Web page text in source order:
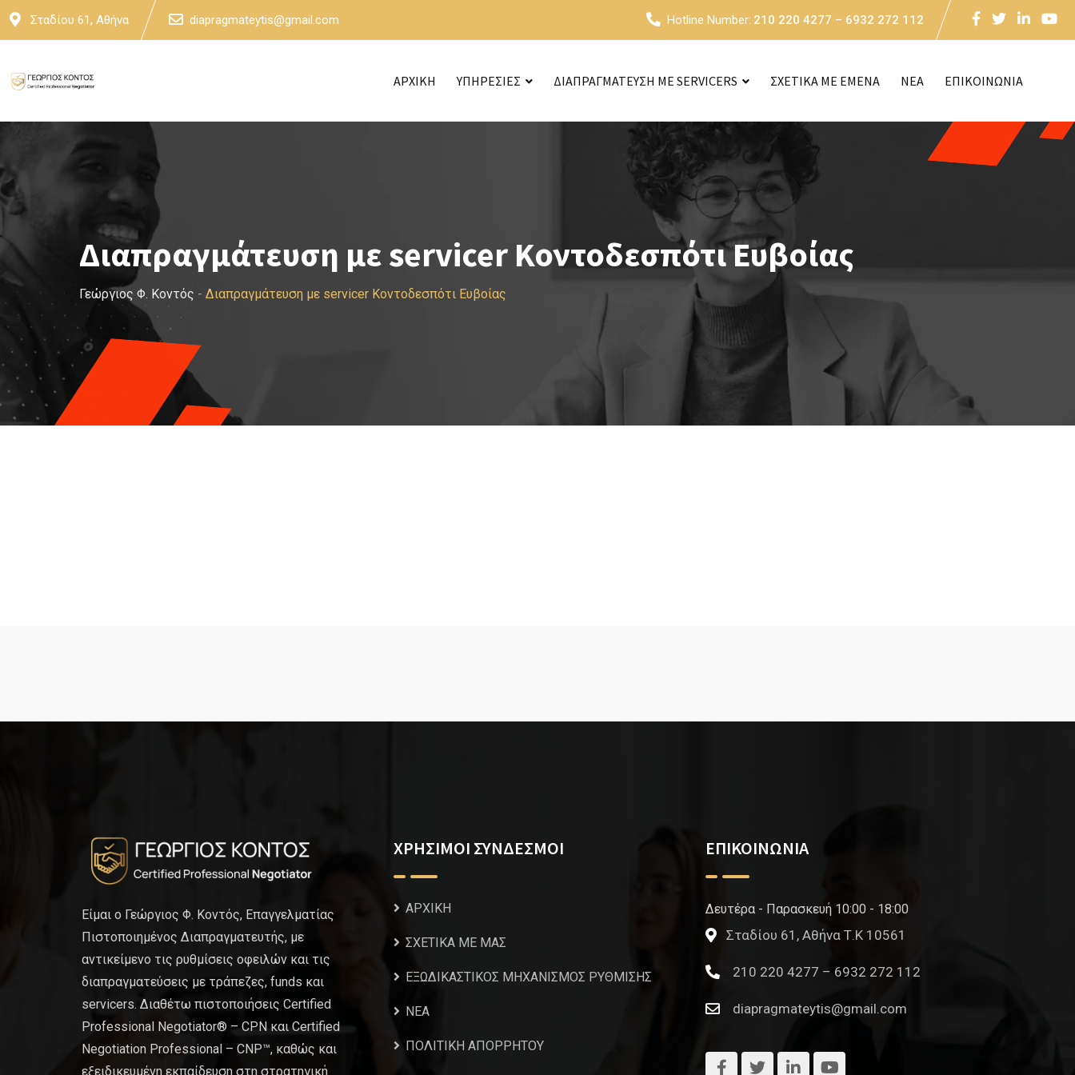
Skip
Σταδίου 61, Αθήνα diapragmateytis@gmail.com Hotline Number: 210 220 4277 – 6932 272 112
ΑΡΧΙΚΗ ΥΠΗΡΕΣΙΕΣ ΔΙΑΠΡΑΓΜΑΤΕΥΣΗ ΜΕ SERVICERS ΣΧΕΤΙΚΑ ΜΕ ΕΜΕΝΑ NEA ΕΠΙΚΟΙΝΩΝΙΑ
Διαπραγμάτευση με servicer Κοντοδεσπότι Ευβοίας
Γεώργιος Φ. Κοντός - Διαπραγμάτευση με servicer Κοντοδεσπότι Ευβοίας
Είμαι ο Γεώργιος Φ. Κοντός, Επαγγελματίας
Πιστοποιημένος Διαπραγματευτής, με
αντικείμενο τις ρυθμίσεις οφειλών και τις
διαπραγματεύσεις με τράπεζες, funds και
servicers. Διαθέτω πιστοποιήσεις Certified
Professional Negotiator® – CPN και Certified
Negotiation Professional – CNP™, καθώς και
εξειδικευμένη εκπαίδευση στη στρατηγική
ΧΡΗΣΙΜΟΙ ΣΥΝΔΕΣΜΟΙ
ΑΡΧΙΚΗ
ΣΧΕΤΙΚΑ ΜΕ ΜΑΣ
ΕΞΩΔΙΚΑΣΤΙΚΟΣ ΜΗΧΑΝΙΣΜΟΣ ΡΥΘΜΙΣΗΣ
NEA
ΠΟΛΙΤΙΚΗ ΑΠΟΡΡΗΤΟΥ
ΕΠΙΚΟΙΝΩΝΙΑ
Δευτέρα - Παρασκευή 10:00 - 18:00
Σταδίου 61, Αθήνα Τ.Κ 10561
210 220 4277 – 6932 272 112
diapragmateytis@gmail.com